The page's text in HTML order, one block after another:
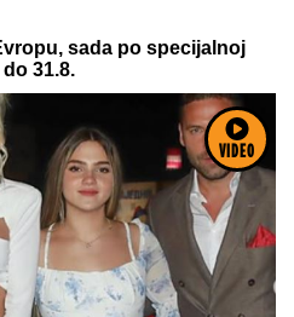
VIDEO
sada po specijalnoj
31.8.